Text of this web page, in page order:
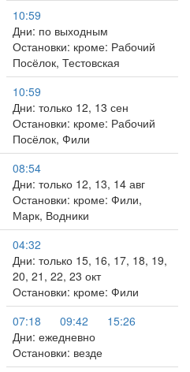
10:59
Дни: по выходным
Остановки: кроме: Рабочий
Посёлок, Тестовская
10:59
Дни: только 12, 13 сен
Остановки: кроме: Рабочий
Посёлок, Фили
08:54
Дни: только 12, 13, 14 авг
Остановки: кроме: Фили,
Марк, Водники
04:32
Дни: только 15, 16, 17, 18, 19,
20, 21, 22, 23 окт
Остановки: кроме: Фили
07:18
09:42
15:26
Дни: ежедневно
Остановки: везде